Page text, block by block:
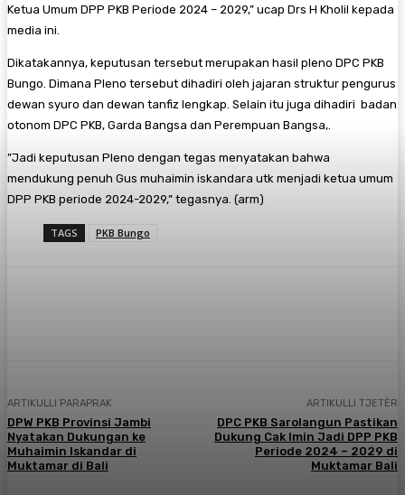
Ketua Umum DPP PKB Periode 2024 – 2029,” ucap Drs H Kholil kepada
media ini.
Dikatakannya, keputusan tersebut merupakan hasil pleno DPC PKB
Bungo. Dimana Pleno tersebut dihadiri oleh jajaran struktur pengurus
dewan syuro dan dewan tanfiz lengkap. Selain itu juga dihadiri badan
otonom DPC PKB, Garda Bangsa dan Perempuan Bangsa,.
”Jadi keputusan Pleno dengan tegas menyatakan bahwa
mendukung penuh Gus muhaimin iskandara utk menjadi ketua umum
DPP PKB periode 2024-2029,” tegasnya. (arm)
TAGS PKB Bungo
ARTIKULLI PARAPRAK
DPW PKB Provinsi Jambi
Nyatakan Dukungan ke
Muhaimin Iskandar di
Muktamar di Bali
ARTIKULLI TJETËR
DPC PKB Sarolangun Pastikan
Dukung Cak Imin Jadi DPP PKB
Periode 2024 – 2029 di
Muktamar Bali